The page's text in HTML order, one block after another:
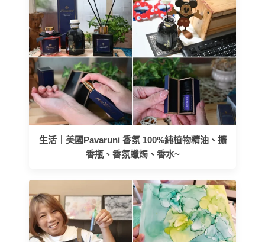
生活｜美國Pavaruni 香氛 100%純植物精油、擴
香瓶、香氛蠟燭、香水~